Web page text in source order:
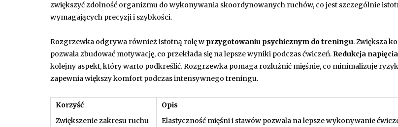
zwiększyć zdolność organizmu do wykonywania skoordynowanych ruchów, co jest szczególnie
wymagających precyzji i szybkości.
Rozgrzewka odgrywa również istotną rolę w przygotowaniu psychicznym do treningu. Zwiększa
pozwala zbudować motywację, co przekłada się na lepsze wyniki podczas ćwiczeń. Redukcja
kolejny aspekt, który warto podkreślić. Rozgrzewka pomaga rozluźnić mięśnie, co minimalizuje
zapewnia większy komfort podczas intensywnego treningu.
Korzyść
Opis
Zwiększenie zakresu ruchu
Elastyczność mięśni i stawów pozwala na lepsze wykonywanie